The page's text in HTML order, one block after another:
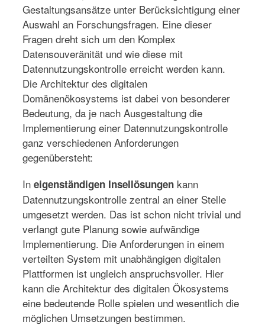
Gestaltungsansätze unter Berücksichtigung einer
Auswahl an Forschungsfragen. Eine dieser
Fragen dreht sich um den Komplex
Datensouveränität und wie diese mit
Datennutzungskontrolle erreicht werden kann.
Die Architektur des digitalen
Domänenökosystems ist dabei von besonderer
Bedeutung, da je nach Ausgestaltung die
Implementierung einer Datennutzungskontrolle
ganz verschiedenen Anforderungen
gegenübersteht:
In eigenständigen Insellösungen kann
Datennutzungskontrolle zentral an einer Stelle
umgesetzt werden. Das ist schon nicht trivial und
verlangt gute Planung sowie aufwändige
Implementierung. Die Anforderungen in einem
verteilten System mit unabhängigen digitalen
Plattformen ist ungleich anspruchsvoller. Hier
kann die Architektur des digitalen Ökosystems
eine bedeutende Rolle spielen und wesentlich die
möglichen Umsetzungen bestimmen.